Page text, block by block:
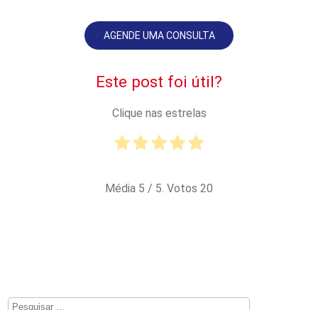
AGENDE UMA CONSULTA
Este post foi útil?
Clique nas estrelas
Média 5 / 5. Votos 20